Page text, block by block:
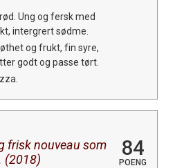
Ung og fersk med
intergrert sødme.
og frukt, fin syre,
godt og passe tørt.
frisk nouveau som
(2018)
84
POENG